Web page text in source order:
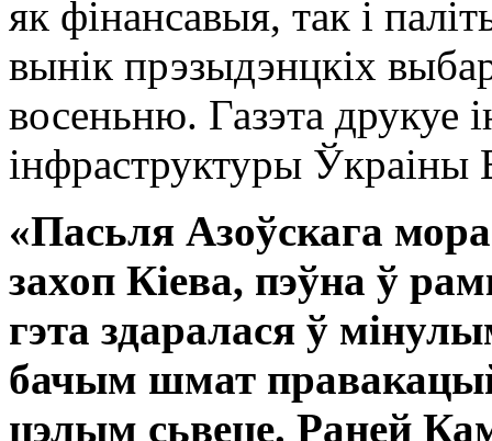
як фінансавыя, так і
вынік прэзыдэнцкіх
восеньню. Газэта друкуе
інфраструктуры
«Пасьля Азоўскага
захоп Кіева, пэўна ў
гэта здаралася ў
бачым шмат
цэлым сьвеце. Раней